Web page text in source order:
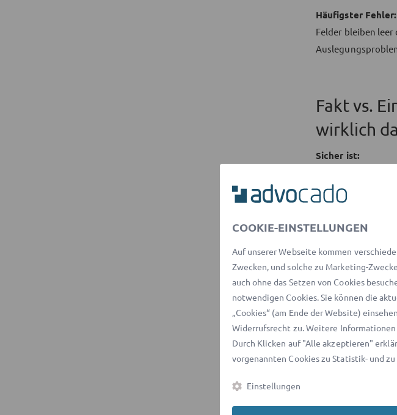
Häufigster Fehler:
Felder bleiben leer
Fakt vs.
wirklich
Sicher ist:
Ein
Rückzahlung).
Ohne klare
Bei
Kommt stark auf
Ob Ihr
Welche
Ob und wie
Sicherheiten),
COOKIE-EINSTELLUNGEN
Auf unserer Webseite kommen
Zwecken, und solche zu Marketing-
auch ohne das Setzen von Cookies
notwendigen Cookies. Sie können die
„Cookies“ (am Ende der Website)
Widerrufsrecht zu. Weitere
Durch Klicken auf "Alle akzeptieren"
vorgenannten Cookies zu Statistik- und
Einstellungen